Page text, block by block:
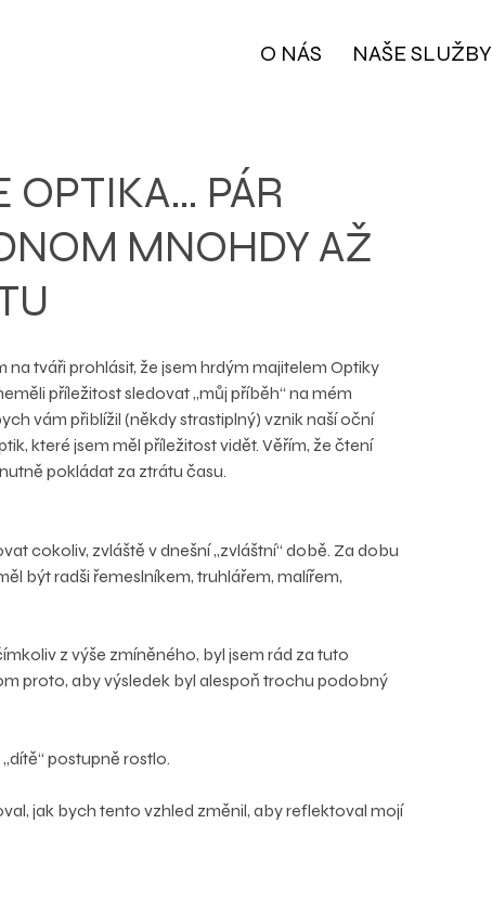
O NÁS NAŠE SLUŽBY
OPTIKA… PÁR
MNOHDY AŽ
tváři prohlásit, že jsem hrdým majitelem Optiky
příležitost sledovat „můj příběh“ na mém
vám přiblížil (někdy strastiplný) vznik naší oční
které jsem měl příležitost vidět. Věřím, že čtení
pokládat za ztrátu času.
cokoliv, zvláště v dnešní „zvláštní“ době. Za dobu
být radši řemeslníkem, truhlářem, malířem,
z výše zmíněného, byl jsem rád za tuto
proto, aby výsledek byl alespoň trochu podobný
postupně rostlo.
jak bych tento vzhled změnil, aby reflektoval mojí